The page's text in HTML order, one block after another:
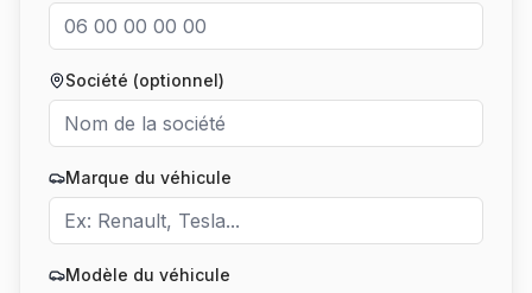
Société (optionnel)
Marque du véhicule
Modèle du véhicule